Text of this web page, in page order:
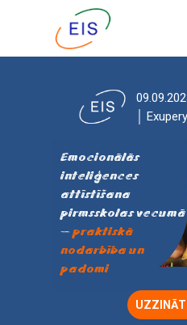
│
Emocionālās
inteliģences
attīstīšana
pirmsskolas vecumā
—praktiskā
nodarbība un
padomi
UZZINĀT